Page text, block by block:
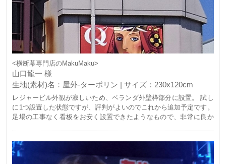
<横断幕専門店のMakuMaku>
山口龍一 様
生地(素材)名：屋外-ターポリン | サイズ：230x120cm
レジャービル外観が寂しいため、ベランダ外壁枠部分に設置。 試し
に1つ設置した状態ですが、評判がよいのでこれから追加予定です。
足場の工事なく看板をお安く設置できたようなもので、非常に良か